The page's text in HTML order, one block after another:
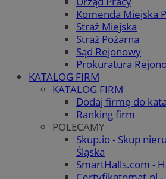
Komenda Miejska
Straż Miejska
Straż Pożarna
Sąd Rejonowy
Prokuratura
KATALOG FIRM
KATALOG FIRM
Dodaj firmę do
Ranking firm
POLECAMY
Skup.io - Skup
Śląska
SmartHalls.com -